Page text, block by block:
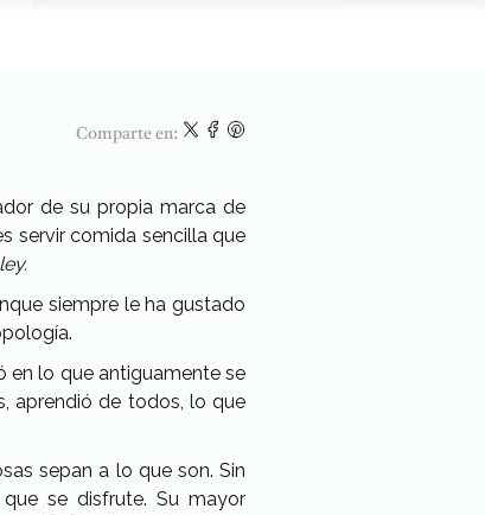
Comparte en:
de su propia marca de
servir comida sencilla que
siempre le ha gustado
en lo que antiguamente se
aprendió de todos, lo que
sepan a lo que son. Sin
se disfrute. Su mayor